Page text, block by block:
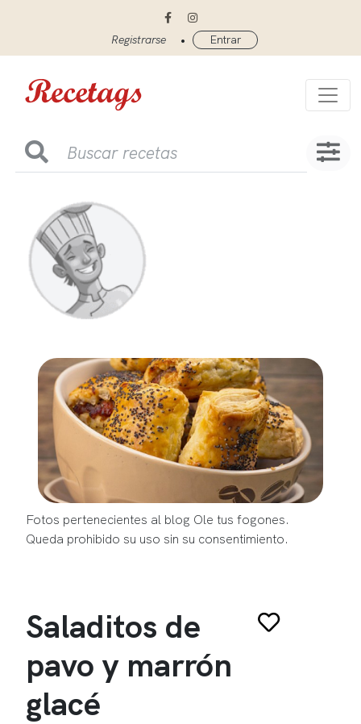
Registrarse • Entrar
Fotos pertenecientes al blog Ole tus fogones.
Queda prohibido su uso sin su consentimiento.
Saladitos de
pavo y marrón
glacé